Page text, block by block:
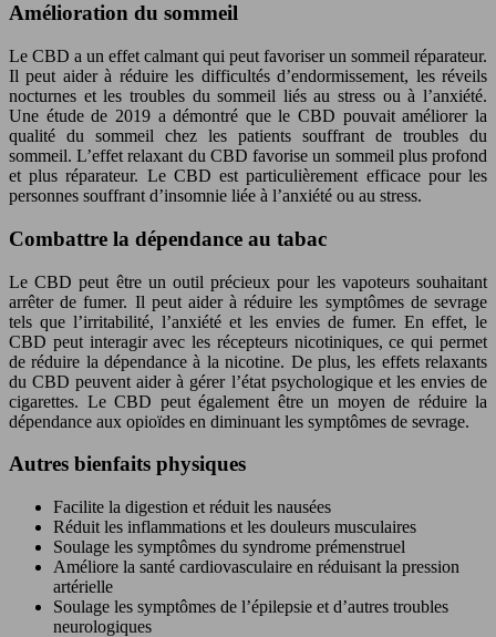
Amélioration du sommeil
Le CBD a un effet calmant qui peut favoriser un sommeil réparateur.
Il peut aider à réduire les difficultés d’endormissement, les réveils
nocturnes et les troubles du sommeil liés au stress ou à l’anxiété.
Une étude de 2019 a démontré que le CBD pouvait améliorer la
qualité du sommeil chez les patients souffrant de troubles du
sommeil. L’effet relaxant du CBD favorise un sommeil plus profond
et plus réparateur. Le CBD est particulièrement efficace pour les
personnes souffrant d’insomnie liée à l’anxiété ou au stress.
Combattre la dépendance au tabac
Le CBD peut être un outil précieux pour les vapoteurs souhaitant
arrêter de fumer. Il peut aider à réduire les symptômes de sevrage
tels que l’irritabilité, l’anxiété et les envies de fumer. En effet, le
CBD peut interagir avec les récepteurs nicotiniques, ce qui permet
de réduire la dépendance à la nicotine. De plus, les effets relaxants
du CBD peuvent aider à gérer l’état psychologique et les envies de
cigarettes. Le CBD peut également être un moyen de réduire la
dépendance aux opioïdes en diminuant les symptômes de sevrage.
Autres bienfaits physiques
Facilite la digestion et réduit les nausées
Réduit les inflammations et les douleurs musculaires
Soulage les symptômes du syndrome prémenstruel
Améliore la santé cardiovasculaire en réduisant la pression
artérielle
Soulage les symptômes de l’épilepsie et d’autres troubles
neurologiques